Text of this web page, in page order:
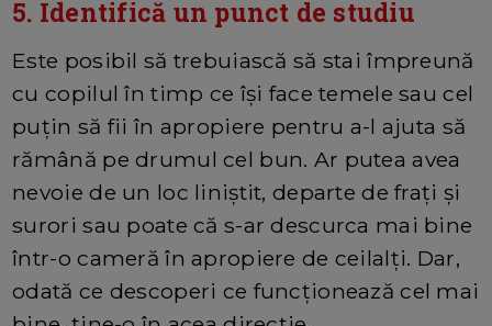
5. Identifică un punct de studiu
Este posibil să trebuiască să stai împreună
cu copilul în timp ce își face temele sau cel
puțin să fii în apropiere pentru a-l ajuta să
rămână pe drumul cel bun. Ar putea avea
nevoie de un loc liniștit, departe de frați și
surori sau poate că s-ar descurca mai bine
într-o cameră în apropiere de ceilalţi. Dar,
odată ce descoperi ce funcționează cel mai